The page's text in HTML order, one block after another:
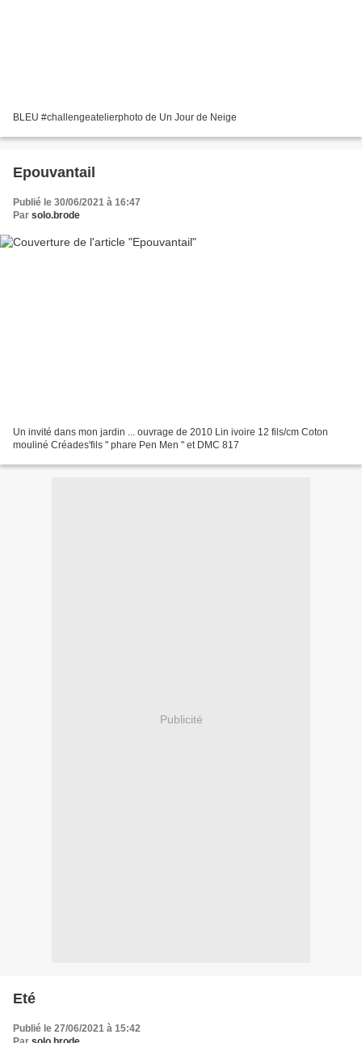
BLEU #challengeatelierphoto de Un Jour de Neige
Epouvantail
Publié le 30/06/2021 à 16:47
Par solo.brode
Un invité dans mon jardin ... ouvrage de 2010 Lin ivoire 12 fils/cm Coton
mouliné Créades'fils " phare Pen Men " et DMC 817
Publicité
Eté
Publié le 27/06/2021 à 15:42